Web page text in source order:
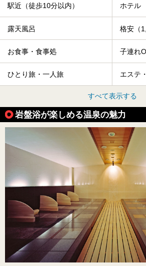
駅近（徒歩10分以内） ホテル
露天風呂 格安（
お食事・食事処 子連れ
ひとり旅・一人旅 エステ
すべて表示する
岩盤浴が楽しめる温泉の魅力